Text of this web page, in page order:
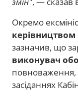
Окремо
керівництвом
зазначив, що
виконувач
повноваження,
засіданнях